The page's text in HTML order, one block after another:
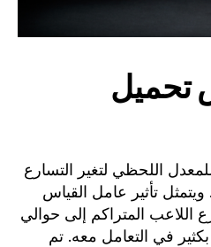
تحميل
اللحظي لتغير التسارع
تأثير عامل القياس
اللاعب المتراكم إلى حوالي
بكثير في التعامل معه. تم